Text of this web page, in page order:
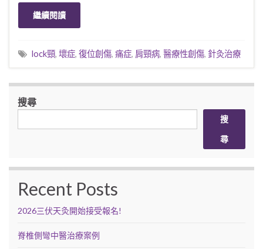
繼續閱讀
lock頸, 壞症, 復位創傷, 痛症, 肩頸病, 醫療性創傷, 針灸治療
搜尋
搜
尋
Recent Posts
2026三伏天灸開始接受報名!
脊椎側彎中醫治療案例